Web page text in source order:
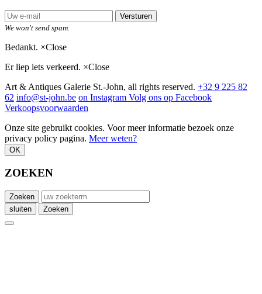
Versturen
We won't send spam.
Bedankt. ×Close
Er liep iets verkeerd. ×Close
Art & Antiques Galerie St.-John, all rights reserved. +32 9 225 82
62 info@st-john.be on Instagram Volg ons op Facebook
Verkoopsvoorwaarden
Onze site gebruikt cookies. Voor meer informatie bezoek onze
privacy policy pagina. Meer weten?
OK
ZOEKEN
Zoeken
sluiten
Zoeken